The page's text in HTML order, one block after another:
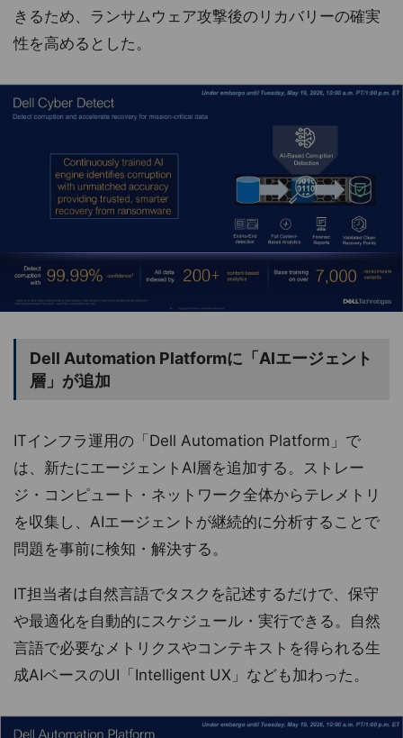
きるため、ランサムウェア攻撃後のリカバリーの確実
性を高めるとした。
Dell Automation Platformに「AIエージェント
層」が追加
ITインフラ運用の「Dell Automation Platform」で
は、新たにエージェントAI層を追加する。ストレー
ジ・コンピュート・ネットワーク全体からテレメトリ
を収集し、AIエージェントが継続的に分析することで
問題を事前に検知・解決する。
IT担当者は自然言語でタスクを記述するだけで、保守
や最適化を自動的にスケジュール・実行できる。自然
言語で必要なメトリクスやコンテキストを得られる生
成AIベースのUI「Intelligent UX」なども加わった。